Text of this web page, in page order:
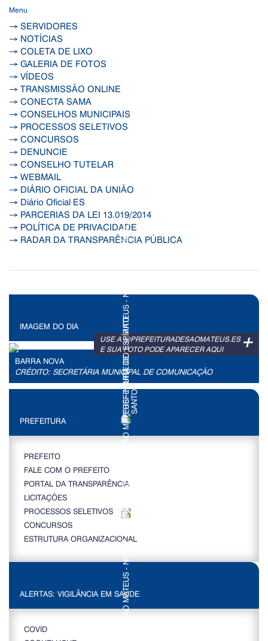
Menu
→ SERVIDORES
→ NOTÍCIAS
→ COLETA DE LIXO
→ GALERIA DE FOTOS
→ VÍDEOS
→ TRANSMISSÃO ONLINE
→ CONECTA SAMA
→ CONSELHOS MUNICIPAIS
→ PROCESSOS SELETIVOS
→ CONCURSOS
→ DENUNCIE
→ CONSELHO TUTELAR
→ WEBMAIL
→ DIÁRIO OFICIAL DA UNIÃO
→ Diário Oficial ES
→ PARCERIAS DA LEI 13.019/2014
→ POLÍTICA DE PRIVACIDADE
→ RADAR DA TRANSPARÊNCIA PÚBLICA
IMAGEM DO DIA
+
USE A @PREFEITURADESAOMATEUS.ES
E SUA FOTO PODE APARECER AQUI
BARRA NOVA
CRÉDITO: SECRETÁRIA MUNICIPAL DE COMUNICAÇÃO
PREFEITURA
PREFEITO
FALE COM O PREFEITO
PORTAL DA TRANSPARÊNCIA
LICITAÇÕES
PROCESSOS SELETIVOS
CONCURSOS
ESTRUTURA ORGANIZACIONAL
ALERTAS: VIGILÂNCIA EM SAÚDE
COVID